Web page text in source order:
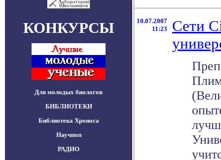
КОНКУРСЫ
Для молодых биологов
БИБЛИОТЕКИ
Библиотека Хроноса
Научпоп
РАДИО
10.07.2007
11:23
Сети